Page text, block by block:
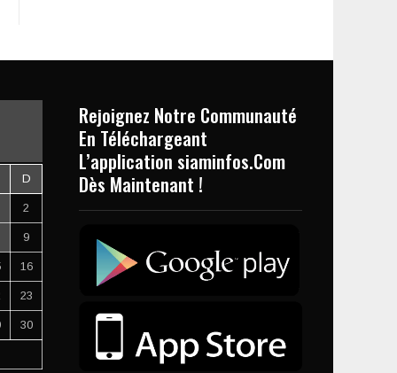
D
2
9
16
23
30
Rejoignez Notre Communauté
En Téléchargeant
L’application siaminfos.Com
Dès Maintenant !